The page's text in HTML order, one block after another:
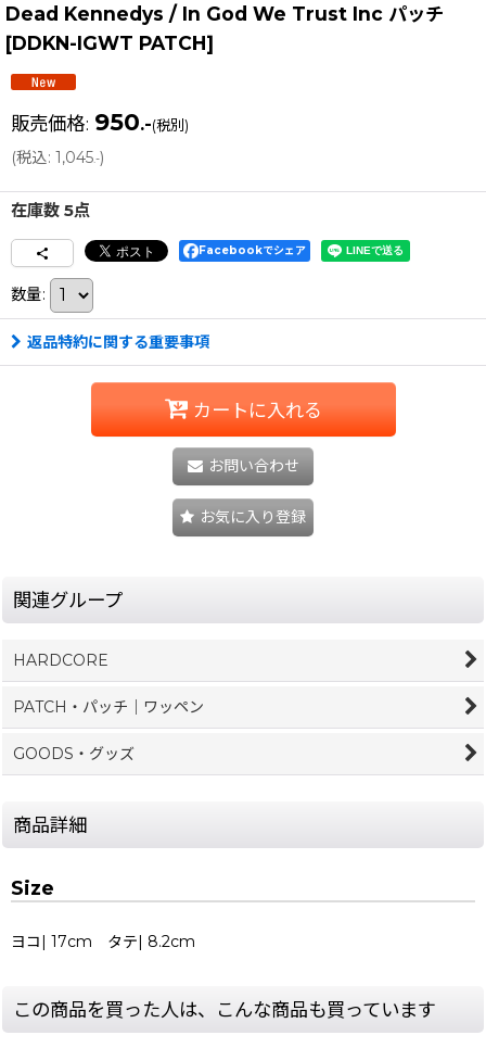
Dead Kennedys / In God We Trust Inc パッチ
[DDKN-IGWT PATCH]
販売価格: 950.-(税別)
(税込: 1,045.-)
在庫数 5点
Facebookでシェア
数量:
返品特約に関する重要事項
カートに入れる
お問い合わせ
お気に入り登録
関連グループ
HARDCORE
PATCH・パッチ｜ワッペン
GOODS・グッズ
商品詳細
Size
ヨコ| 17cm タテ| 8.2cm
この商品を買った人は、こんな商品も買っています